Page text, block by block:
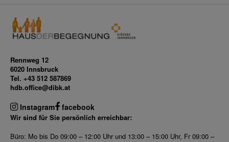
Rennweg 12
6020 Innsbruck
Tel. +43 512 587869
hdb.office@dibk.at
Instagram facebook
Wir sind für Sie persönlich erreichbar:
Büro: Mo bis Do 09:00 – 12:00 Uhr und 13:00 – 15:00 Uhr, Fr 09:00 –